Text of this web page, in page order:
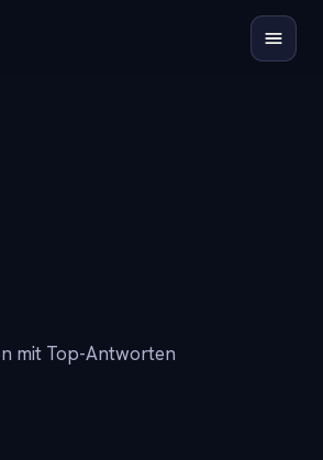
mit Top-Antworten